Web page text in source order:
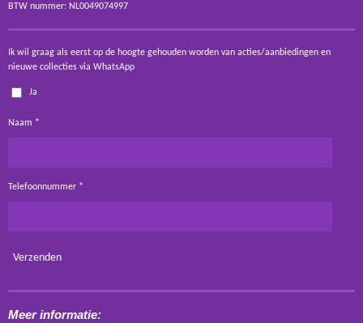
BTW nummer: NL0049074997
Ik wil graag als eerst op de hoogte gehouden worden van acties/aanbiedingen en
nieuwe collecties via WhatsApp
Ja
Naam *
Telefoonnummer *
Verzenden
Meer informatie: